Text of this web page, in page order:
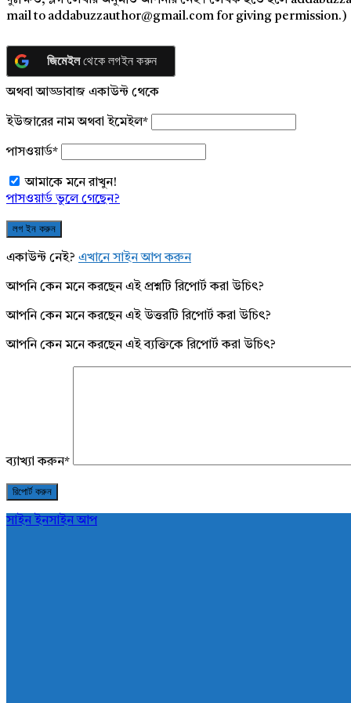
mail to addabuzzauthor@gmail.com for giving permission.)
জিমেইলথেকে লগইন করুন
অথবা আড্ডাবাজ একাউন্ট থেকে
ইউজারের নাম অথবা ইমেইল*
পাসওয়ার্ড*
আমাকে মনে রাখুন!
পাসওয়ার্ড ভুলে গেছেন?
একাউন্ট নেই? এখানে সাইন আপ করুন
আপনি কেন মনে করছেন এই প্রশ্নটি রিপোর্ট করা উচিৎ?
আপনি কেন মনে করছেন এই উত্তরটি রিপোর্ট করা উচিৎ?
আপনি কেন মনে করছেন এই ব্যক্তিকে রিপোর্ট করা উচিৎ?
ব্যাখ্যা করুন*
সাইন ইনসাইন আপ